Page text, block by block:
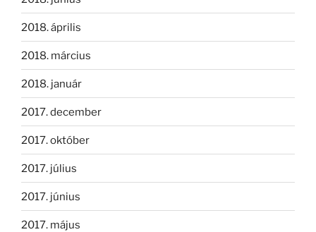
2018. április
2018. március
2018. január
2017. december
2017. október
2017. július
2017. június
2017. május